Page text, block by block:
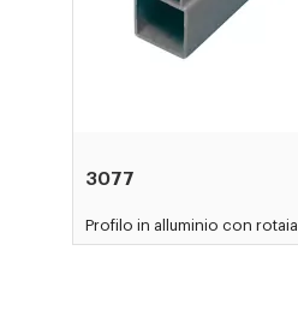
3077
Profilo in alluminio con rotaia